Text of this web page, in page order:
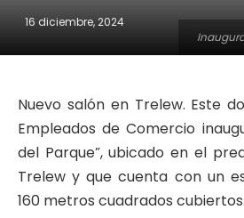
16 diciembre, 2024
Nuevo salón en Trelew. Este
Empleados de Comercio
del Parque”, ubicado en el
Trelew y que cuenta con un
160 metros cuadrados cubiertos.